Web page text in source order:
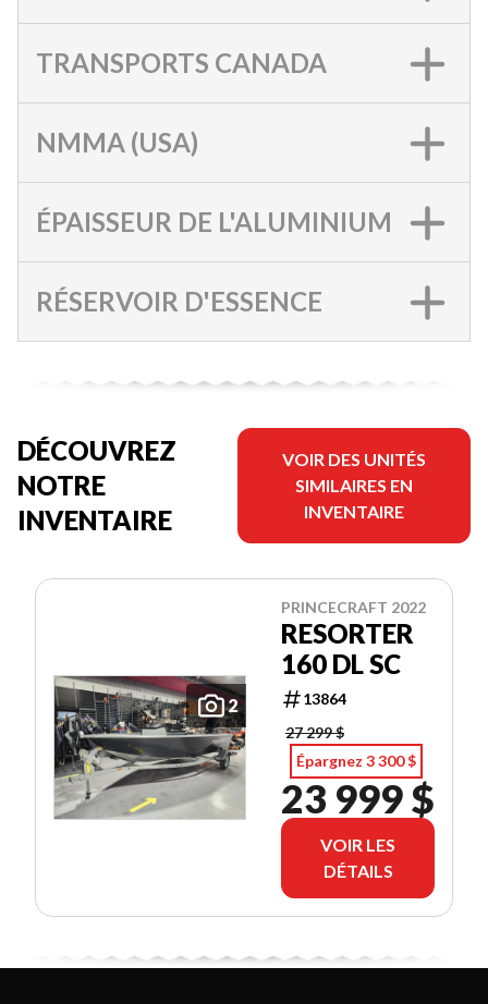
TRANSPORTS CANADA
NMMA (USA)
ÉPAISSEUR DE L'ALUMINIUM
RÉSERVOIR D'ESSENCE
DÉCOUVREZ
NOTRE
INVENTAIRE
VOIR DES UNITÉS
SIMILAIRES EN
INVENTAIRE
2
PRINCECRAFT 2022
RESORTER
160 DL SC
13864
27 299 $
Épargnez 3 300 $
23 999 $
VOIR LES
DÉTAILS